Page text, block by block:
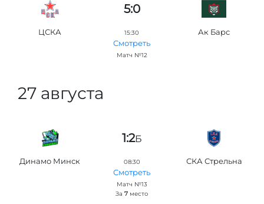
5:0
ЦСКА 15:30
Смотреть
Матч №12
Ак Барс
27 августа
1:2Б
Динамо Минск 08:30
Смотреть
Матч №13
За7 место
СКА Стрельна